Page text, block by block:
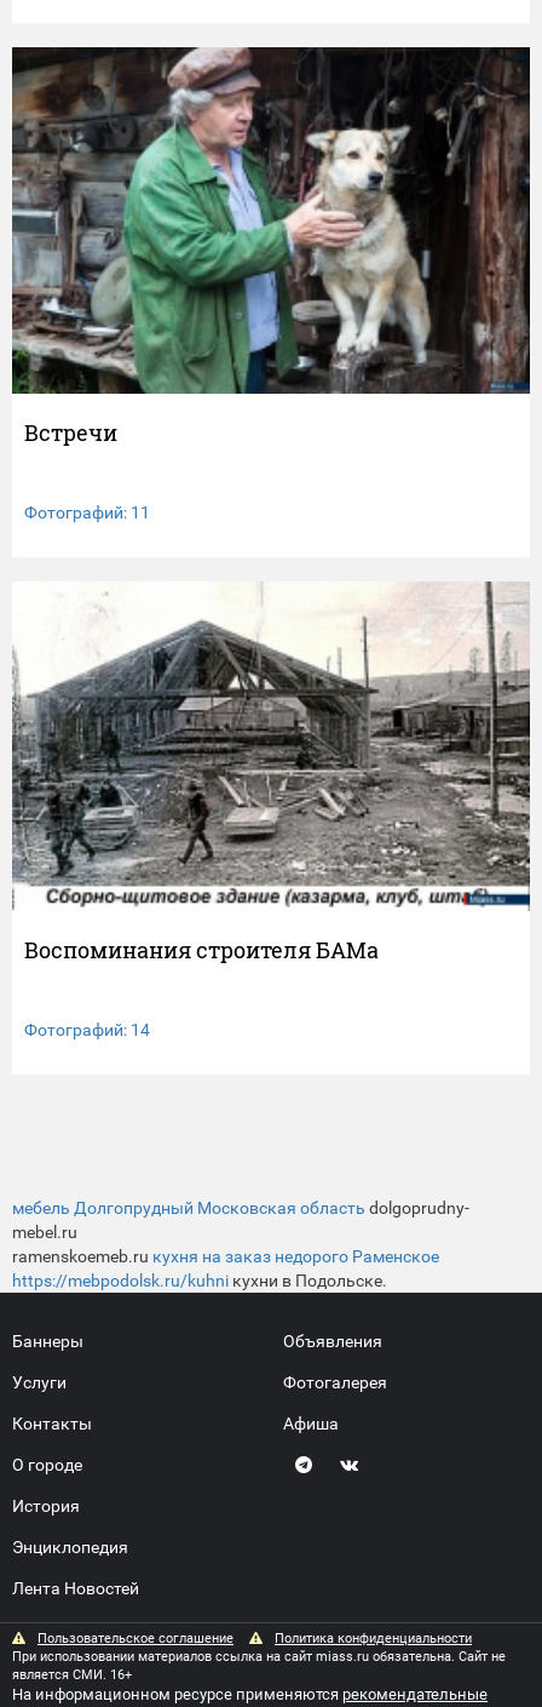
Встречи
Фотографий: 11
Воспоминания строителя БАМа
Фотографий: 14
мебель Долгопрудный Московская область dolgoprudny-
mebel.ru
ramenskoemeb.ru кухня на заказ недорого Раменское
https://mebpodolsk.ru/kuhni кухни в Подольске.
Баннеры
Услуги
Контакты
О городе
История
Энциклопедия
Лента Новостей
Объявления
Фотогалерея
Афиша
Пользовательское соглашение
Политика конфиденциальности
При использовании материалов ссылка на сайт miass.ru обязательна. Сайт не
является СМИ. 16+
На информационном ресурсе применяются рекомендательные